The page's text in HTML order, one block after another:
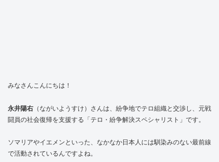
みなさんこんにちは！
永井陽右 （ながいようすけ）さんは、紛争地でテロ組織と交渉し、元戦
闘員の社会復帰を支援する「テロ・紛争解決スペシャリスト」です。
ソマリアやイエメンといった、なかなか日本人には馴染みのない最前線
で活動されているんですよね。